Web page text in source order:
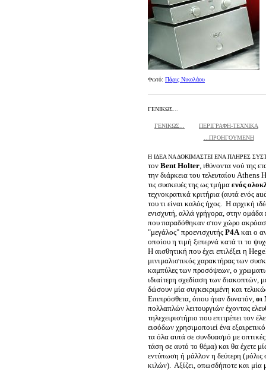
Φωτό: Πάρις Νικολάου
ΓΕΝΙΚΩΣ...
ΓΕΝΙΚΩΣ...
ΠΕΡΙΓΡΑΦΗ-ΤΕΧΝΙΚΑ
...ΠΡΟΗΓΟΥΜΕΝΗ
Η ΙΔΕΑ ΝΑ ΔΟΚΙΜΑΣΤΕΙ ΕΝΑ ΠΛΗΡΕΣ
τον Bent Holter, ιθύνοντα νού της
την διάρκεια του τελευταίου
τις συσκευές της ως τμήμα ενός
τεχνοκρατικά κριτήρια (αυτά ενός
του τι είναι καλός ήχος. Η αρχική
ενισχυτή, αλλά γρήγορα, στην ομάδα
που παραδόθηκαν στον χώρο
"μεγάλος" προενισχυτής P4Aκαι ο
οποίου η τιμή ξεπερνά κατά τι το
Η αισθητική που έχει επιλέξει η
μινιμαλιστικός χαρακτήρας των
καμπύλες των προσόψεων, ο
ιδιαίτερη σχεδίαση των διακοπτών,
δώσουν μία συγκεκριμένη και
Eπιπρόσθετα, όπου ήταν δυνατόν, οι
πολλαπλών λειτουργιών έχοντας
τηλεχειριστήριο που επιτρέπει τον
εισόδων χρησιμοποιεί ένα
τα όλα αυτά σε συνδυασμό με
τάση σε αυτό το θέμα) και θα έχετε
εντύπωση ή μάλλον η δεύτερη (μόλις
κιλών). Αξίζει, οπωσδήποτε και μία